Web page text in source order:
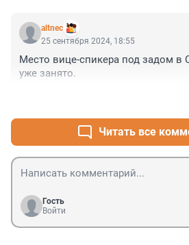
altnec
25 сентября 2024, 18:55
Место вице-спикера под задом в
уже занято.
Читать все
Гость
Войти